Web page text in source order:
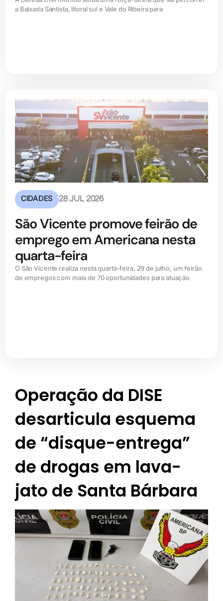
a Baixada Santista, litoral sul e Vale do Ribeira para
CIDADES 28 JUL 2026
São Vicente promove feirão de
emprego em Americana nesta
quarta-feira
O São Vicente realiza nesta quarta-feira, 29 de julho, um feirão
de empregos com mais de 70 oportunidades para atuação
Operação da DISE
desarticula esquema
de “disque-entrega”
de drogas em lava-
jato de Santa Bárbara